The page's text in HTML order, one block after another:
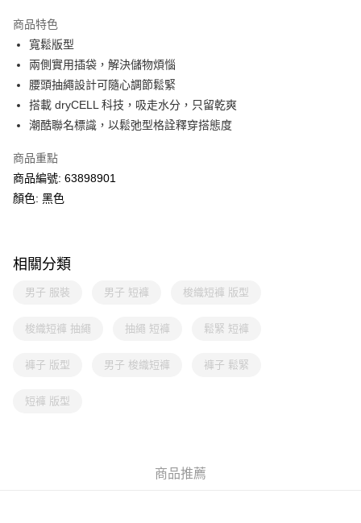
Alipay, PayMe, WeChat Pay, UnionPay, FPS
送貨方式
單筆訂單淨值滿$399可享免運費優惠
每筆HK$30.00，滿HK$399.00或以上免運費
滿$599可享澳門免運費優惠
商品特色
寬鬆版型
兩側實用插袋，解決儲物煩惱
腰頭抽繩設計可隨心調節鬆緊
搭載 dryCELL 科技，吸走水分，只留乾爽
潮酷聯名標識，以鬆弛型格詮釋穿搭態度
商品重點
商品編號: 63898901
顏色: 黑色
相關分類
男子 服裝 男子 短褲 梭織短褲 版型
梭織短褲 抽繩 抽繩 短褲 鬆緊 短褲
褲子 版型 男子 梭織短褲 褲子 鬆緊
短褲 版型
商品推薦